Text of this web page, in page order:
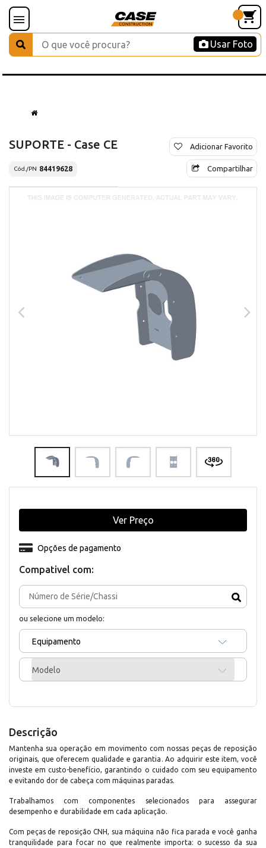
Usar Foto
SUPORTE - Case CE
Cód./PN 84419628
Adicionar Favorito
Compartilhar
Compativel com:
ou selecione um modelo:
Equipamento
Modelo
Opções de pagamento
Ver Preço
Descrição
Mantenha sua operação em movimento com nossas peças de reposição
originais, que oferecem qualidade e garantia. Ao adquirir este item, você
investe em custo-benefício, garantindo o cuidado com seu equipamento
e evitando dor de cabeça com máquinas paradas.
Trabalhamos com componentes selecionados para assegurar
desempenho e durabilidade em cada aplicação.
Com peças de reposição CNH, sua máquina não fica parada e você ganha
tranquilidade para focar no que realmente importa: o sucesso da sua